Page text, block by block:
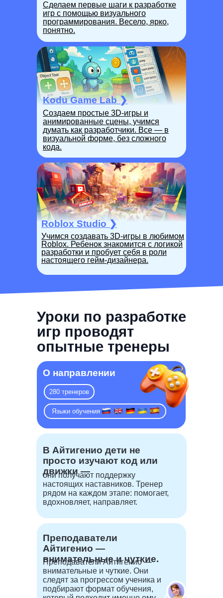
Kodu Game Lab❯
Сделаем первые шаги к разработке
игр с помощью визуального
программирования. Весело, ярко,
понятно.
Создаем простые 3D-игры и
анимированные сцены, учимся
думать как разработчики. Все — в
визуальной форме, без сложного
кода.
Учимся создавать 3D-игры в любимом
Roblox. Ребенок знакомится с логикой
разработки и пробует себя в роли
настоящего гейм-дизайнера.
Roblox Studio ❯
Уроки по разработке
игр проводят
опытные тренеры
280 тренеров
Языки обучения: ru wwwwwwеngпта
В Айтигенио дети не
просто изучают код или
движки —
О направлении
они получают поддержку
настоящих наставников. Тренер
рядом на каждом этапе: помогает,
вдохновляет, направляет.
Преподаватели
Айтигенио —
внимательные и чуткие.
Преподаватели Айтигенио —
внимательные и чуткие. Они
следят за прогрессом ученика и
подбирают формат обучения,